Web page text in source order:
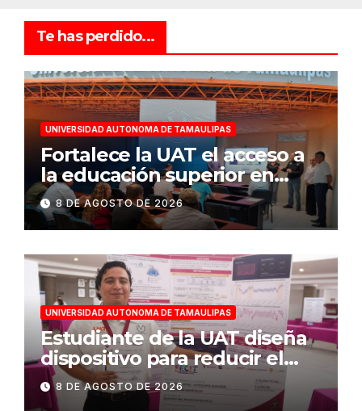
Te has perdido...
UNIVERSIDAD AUTONOMA DE TAMAULIPAS
Fortalece la UAT el acceso a
la educación superior en
comunidades
8 DE AGOSTO DE 2026
UNIVERSIDAD AUTONOMA DE TAMAULIPAS
Estudiante de la UAT diseña
dispositivo para reducir el
consumo eléctrico en
edificios
8 DE AGOSTO DE 2026